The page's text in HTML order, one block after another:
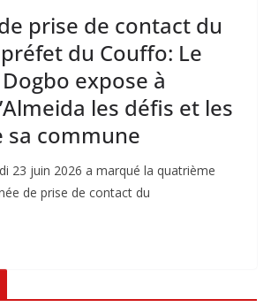
prise de contact du
du Couffo: Le
expose à
les défis et les
sa commune
23 juin 2026 a marqué la quatrième
de prise de contact du